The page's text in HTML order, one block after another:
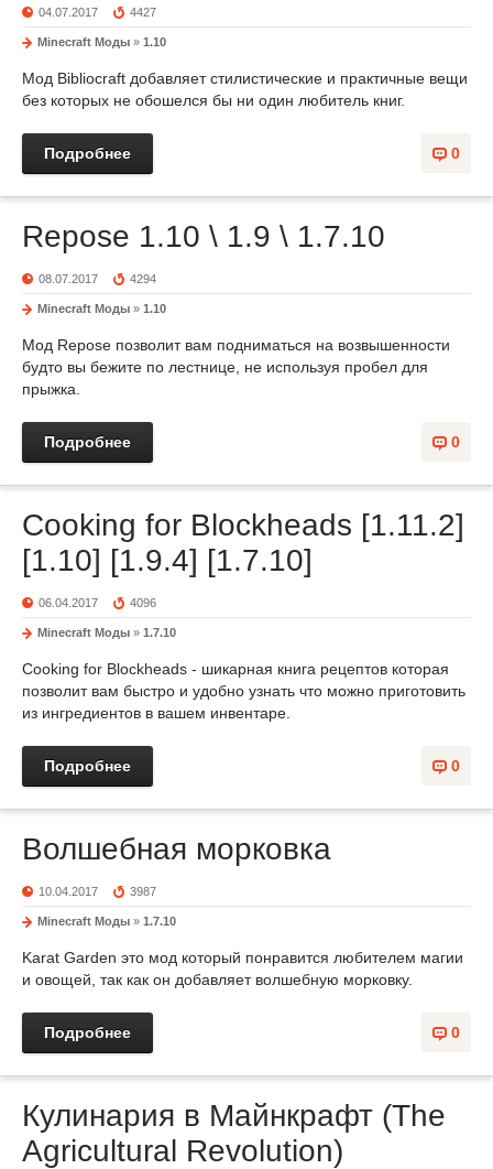
04.07.2017 4427
Minecraft Моды » 1.10
Мод Bibliocraft добавляет стилистические и практичные вещи
без которых не обошелся бы ни один любитель книг.
0
Подробнее
Repose 1.10 \ 1.9 \ 1.7.10
08.07.2017 4294
Minecraft Моды » 1.10
Мод Repose позволит вам подниматься на возвышенности
будто вы бежите по лестнице, не используя пробел для
прыжка.
0
Подробнее
Cooking for Blockheads [1.11.2]
[1.10] [1.9.4] [1.7.10]
06.04.2017 4096
Minecraft Моды » 1.7.10
Cooking for Blockheads - шикарная книга рецептов которая
позволит вам быстро и удобно узнать что можно приготовить
из ингредиентов в вашем инвентаре.
0
Подробнее
Волшебная морковка
10.04.2017 3987
Minecraft Моды » 1.7.10
Karat Garden это мод который понравится любителем магии
и овощей, так как он добавляет волшебную морковку.
0
Подробнее
Кулинария в Майнкрафт (The
Agricultural Revolution)